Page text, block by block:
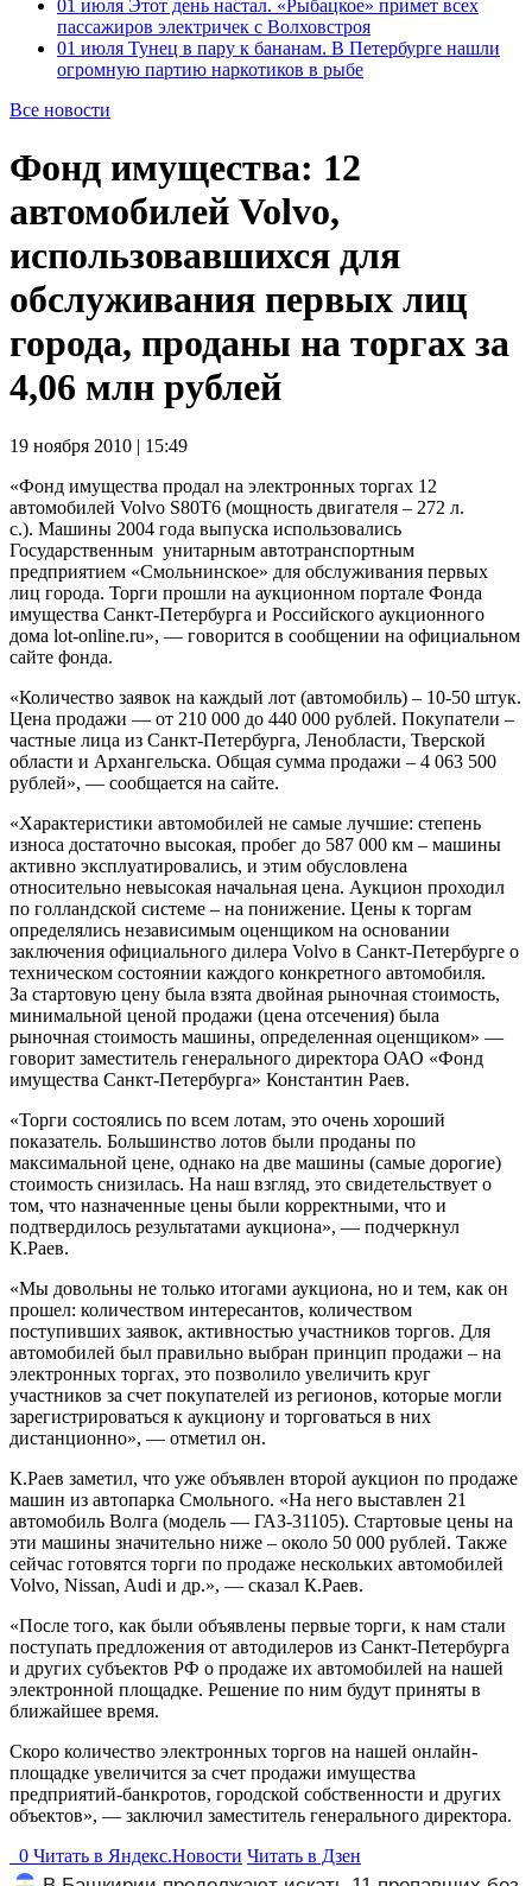
01 июля Этот день настал. «Рыбацкое» примет всех
пассажиров электричек с Волховстроя
01 июля Тунец в пару к бананам. В Петербурге нашли
огромную партию наркотиков в рыбе
Все новости
Фонд имущества: 12
автомобилей Volvo,
использовавшихся для
обслуживания первых лиц
города, проданы на торгах за
4,06 млн рублей
19 ноября 2010 | 15:49
«Фонд имущества продал на электронных торгах 12
автомобилей Volvo S80Т6 (мощность двигателя – 272 л.
с.). Машины 2004 года выпуска использовались
Государственным унитарным автотранспортным
предприятием «Смольнинское» для обслуживания первых
лиц города. Торги прошли на аукционном портале Фонда
имущества Санкт-Петербурга и Российского аукционного
дома lot-online.ru», — говорится в сообщении на официальном
сайте фонда.
«Количество заявок на каждый лот (автомобиль) – 10-50 штук.
Цена продажи — от 210 000 до 440 000 рублей. Покупатели –
частные лица из Санкт-Петербурга, Ленобласти, Тверской
области и Архангельска. Общая сумма продажи – 4 063 500
рублей», — сообщается на сайте.
«Характеристики автомобилей не самые лучшие: степень
износа достаточно высокая, пробег до 587 000 км – машины
активно эксплуатировались, и этим обусловлена
относительно невысокая начальная цена. Аукцион проходил
по голландской системе – на понижение. Цены к торгам
определялись независимым оценщиком на основании
заключения официального дилера Volvo в Санкт-Петербурге о
техническом состоянии каждого конкретного автомобиля.
За стартовую цену была взята двойная рыночная стоимость,
минимальной ценой продажи (цена отсечения) была
рыночная стоимость машины, определенная оценщиком» —
говорит заместитель генерального директора ОАО «Фонд
имущества Санкт-Петербурга» Константин Раев.
«Торги состоялись по всем лотам, это очень хороший
показатель. Большинство лотов были проданы по
максимальной цене, однако на две машины (самые дорогие)
стоимость снизилась. На наш взгляд, это свидетельствует о
том, что назначенные цены были корректными, что и
подтвердилось результатами аукциона», — подчеркнул
К.Раев.
«Мы довольны не только итогами аукциона, но и тем, как он
прошел: количеством интересантов, количеством
поступивших заявок, активностью участников торгов. Для
автомобилей был правильно выбран принцип продажи – на
электронных торгах, это позволило увеличить круг
участников за счет покупателей из регионов, которые могли
зарегистрироваться к аукциону и торговаться в них
дистанционно», — отметил он.
К.Раев заметил, что уже объявлен второй аукцион по продаже
машин из автопарка Смольного. «На него выставлен 21
автомобиль Волга (модель — ГАЗ-31105). Стартовые цены на
эти машины значительно ниже – около 50 000 рублей. Также
сейчас готовятся торги по продаже нескольких автомобилей
Volvo, Nissan, Audi и др.», — сказал К.Раев.
«После того, как были объявлены первые торги, к нам стали
поступать предложения от автодилеров из Санкт-Петербурга
и других субъектов РФ о продаже их автомобилей на нашей
электронной площадке. Решение по ним будут приняты в
ближайшее время.
Скоро количество электронных торгов на нашей онлайн-
площадке увеличится за счет продажи имущества
предприятий-банкротов, городской собственности и других
объектов», — заключил заместитель генерального директора.
0 Читать в Яндекс.Новости Читать в Дзен